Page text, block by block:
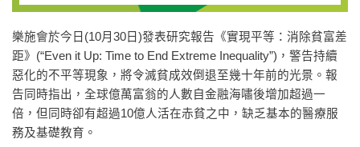
樂施會於今日(10月30日)發表研究報告《實現平等：消除貧富差
距》(“Even it Up: Time to End Extreme Inequality”)，警告持續
惡化的不平等現象，將令滅貧成效倒退至幾十年前的光景。報
告同時指出，全球億萬富翁的人數自金融海嘯後增加超過一
倍，但同時卻有超過10億人活在赤貧之中，缺乏基本的醫療服
務及基礎教育。